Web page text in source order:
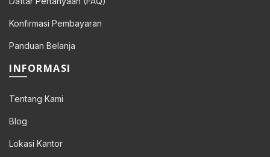
Konfirmasi Pembayaran
Panduan Belanja
INFORMASI
Tentang Kami
Blog
Lokasi Kantor